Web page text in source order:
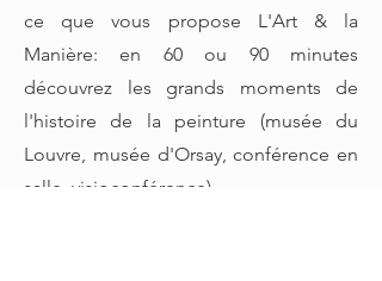
ce que vous propose L'Art & la
Manière: en 60 ou 90 minutes
découvrez les grands moments de
l'histoire de la peinture (musée du
Louvre, musée d'Orsay, conférence en
salle, visioconférence)